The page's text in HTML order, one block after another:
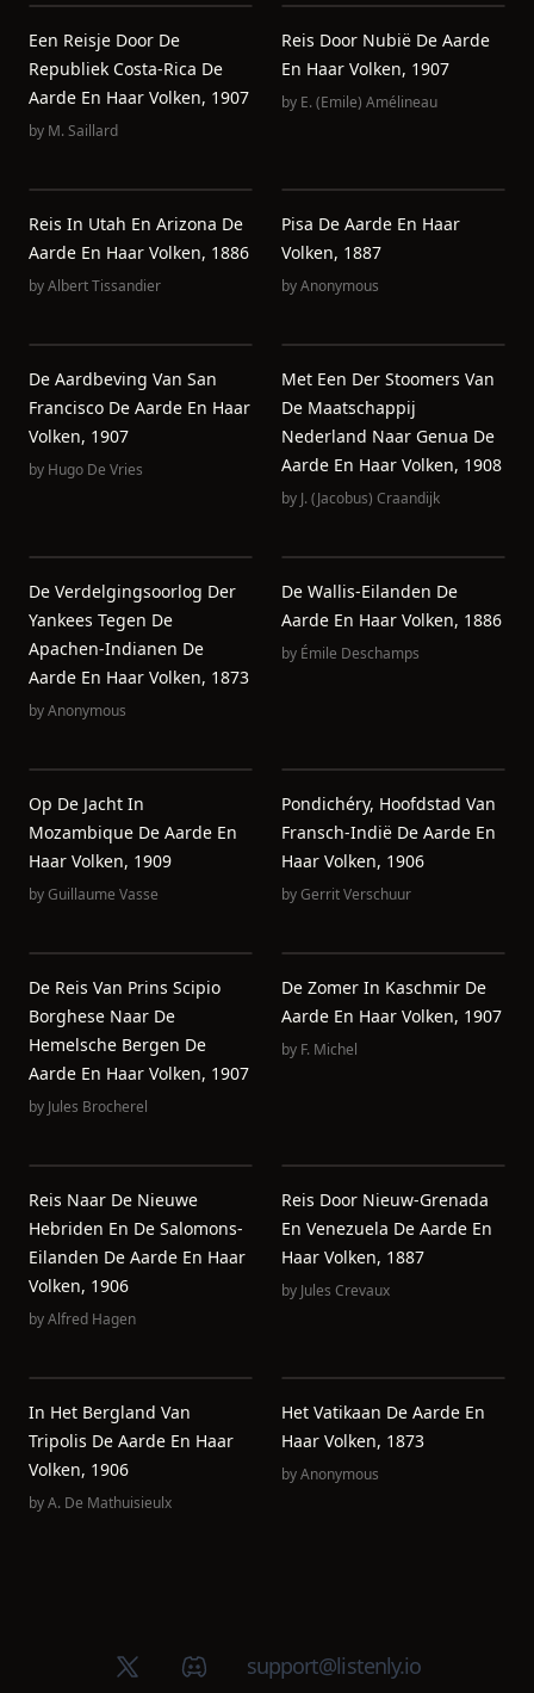
Een Reisje Door De
Republiek Costa-Rica De
Aarde En Haar Volken, 1907
by M. Saillard
Reis Door Nubië De Aarde
En Haar Volken, 1907
by E. (Emile) Amélineau
Reis In Utah En Arizona De
Aarde En Haar Volken, 1886
byAlbert Tissandier
Pisa De Aarde En Haar
Volken, 1887
byAnonymous
De Aardbeving Van San
Francisco De Aarde En Haar
Volken, 1907
by Hugo De Vries
Met Een Der Stoomers Van
De Maatschappij
Nederland Naar Genua De
Aarde En Haar Volken, 1908
by J. (Jacobus) Craandijk
De Verdelgingsoorlog Der
Yankees Tegen De
Apachen-Indianen De
Aarde En Haar Volken, 1873
byAnonymous
De Wallis-Eilanden De
Aarde En Haar Volken, 1886
by Émile Deschamps
Op De Jacht In
Mozambique De Aarde En
Haar Volken, 1909
byGuillaume Vasse
Pondichéry, Hoofdstad Van
Fransch-Indië De Aarde En
Haar Volken, 1906
byGerrit Verschuur
De Reis Van Prins Scipio
Borghese Naar De
Hemelsche Bergen De
Aarde En Haar Volken, 1907
by Jules Brocherel
De Zomer In Kaschmir De
Aarde En Haar Volken, 1907
by F. Michel
Reis Naar De Nieuwe
Hebriden En De Salomons-
Eilanden De Aarde En Haar
Volken, 1906
byAlfred Hagen
Reis Door Nieuw-Grenada
En Venezuela De Aarde En
Haar Volken, 1887
by Jules Crevaux
In Het Bergland Van
Tripolis De Aarde En Haar
Volken, 1906
byA. De Mathuisieulx
Het Vatikaan De Aarde En
Haar Volken, 1873
byAnonymous
X (Twitter)Discord groupsupport@listenly.io